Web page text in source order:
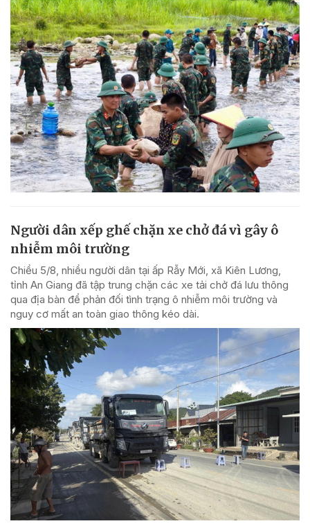
Người dân xếp ghế chặn xe chở đá vì gây ô
nhiễm môi trường
Chiều 5/8, nhiều người dân tại ấp Rẫy Mới, xã Kiên Lương,
tỉnh An Giang đã tập trung chặn các xe tải chở đá lưu thông
qua địa bàn để phản đối tình trạng ô nhiễm môi trường và
nguy cơ mất an toàn giao thông kéo dài.